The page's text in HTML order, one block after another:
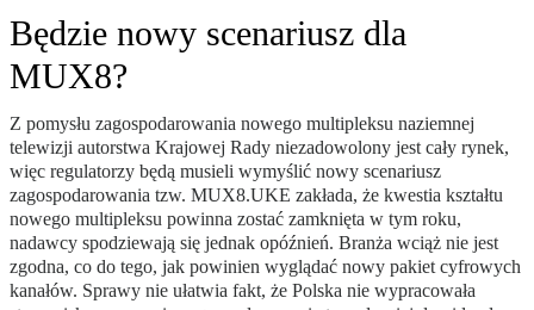
Będzie nowy scenariusz dla
MUX8?
Z pomysłu zagospodarowania nowego multipleksu naziemnej
telewizji autorstwa Krajowej Rady niezadowolony jest cały rynek,
więc regulatorzy będą musieli wymyślić nowy scenariusz
zagospodarowania tzw. MUX8.UKE zakłada, że kwestia kształtu
nowego multipleksu powinna zostać zamknięta w tym roku,
nadawcy spodziewają się jednak opóźnień. Branża wciąż nie jest
zgodna, co do tego, jak powinien wyglądać nowy pakiet cyfrowych
kanałów. Sprawy nie ułatwia fakt, że Polska nie wypracowała